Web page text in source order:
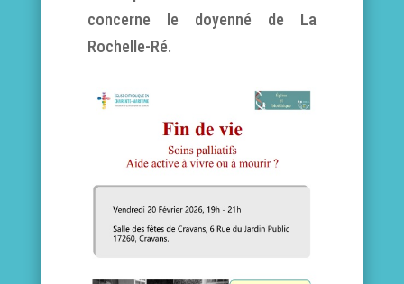
concerne le doyenné de La
Rochelle-Ré.